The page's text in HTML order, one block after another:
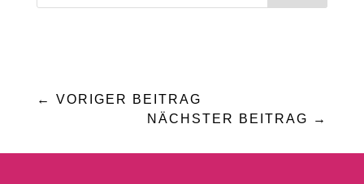
← VORIGER BEITRAG
NÄCHSTER BEITRAG
→